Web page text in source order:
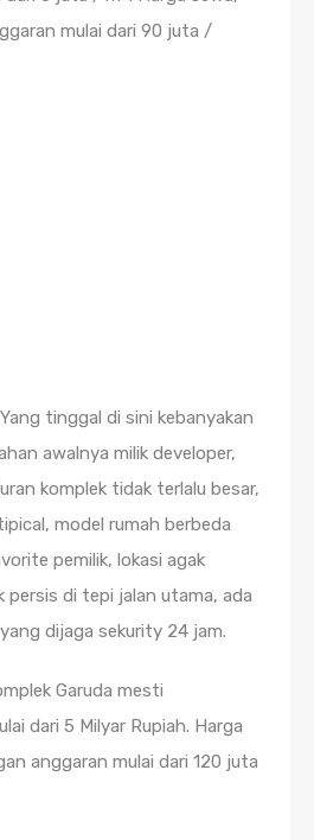
mulai dari 90 juta /
Yang tinggal di sini kebanyakan
awalnya milik developer,
komplek tidak terlalu besar,
model rumah berbeda
pemilik, lokasi agak
persis di tepi jalan utama, ada
dijaga sekurity 24 jam.
Garuda mesti
dari 5 Milyar Rupiah. Harga
anggaran mulai dari 120 juta